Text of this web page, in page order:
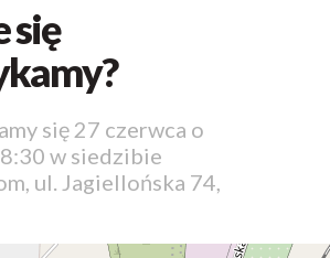
się
się 27 czerwca o
w siedzibie
ul. Jagiellońska 74,